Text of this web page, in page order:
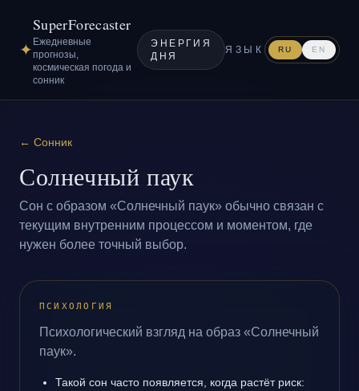
✦
SuperForecaster
Ежедневные
прогнозы,
космическая погода и
сонник
ЭНЕРГИЯ
ДНЯ
ЯЗЫК RU EN
← Сонник
Солнечный паук
Сон с образом «Солнечный паук» обычно связан с
текущим внутренним процессом и моментом, где
нужен более точный выбор.
ПСИХОЛОГИЯ
Психологический взгляд на образ «Солнечный
паук».
Такой сон часто появляется, когда растёт риск: